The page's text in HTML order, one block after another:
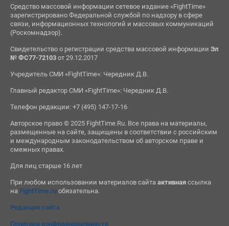
Средство массовой информации сетевое издание «FightTime»
зарегистрировано Федеральной службой по надзору в сфере
связи, информационных технологий и массовых коммуникаций
(Роскомнадзор).
Свидетельство о регистрации средства массовой информации Эл
№ ФС77-72103от 29.12.2017
Учредитель СМИ «FightTime»: Чередник Д.В.
Главный редактор СМИ «FightTime»: Чередник Д.В.
Телефон редакции: +7 (495) 147-17-16
Авторское право © 2025 FightTime.Ru. Все права на материалы,
размещенные на сайте, защищены в соответствии с российским
и международным законодательством об авторском праве и
смежных правах.
Для лиц старше 16 лет
При любом использовании материалов сайта активнаяссылка
на FightTime.ruобязательна.
Редакция сайта
Политика конфиденциальности